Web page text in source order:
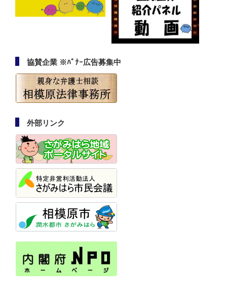
協賛企業 ※ﾊﾞﾅｰ広告募集中
外部リンク